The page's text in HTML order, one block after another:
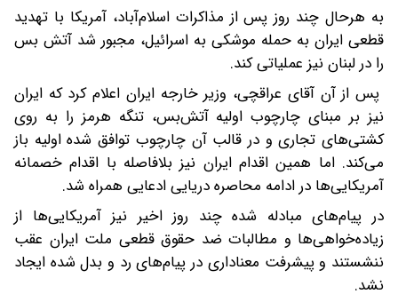
به هرحال چند روز پس از مذاکرات اسلام‌آباد، آمریکا با تهدید
قطعی ایران به حمله موشکی به اسرائیل، مجبور شد آتش بس
را در لبنان نیز عملیاتی کند.
پس از ‌آن آقای عراقچی، وزیر خارجه ایران اعلام کرد که ایران
نیز بر مبنای چارچوب اولیه آتش‌بس، تنگه هرمز را به روی
کشتی‌های تجاری و در قالب آن چارچوب توافق شده اولیه باز
می‌کند. اما همین اقدام ایران نیز بلافاصله با اقدام خصمانه
آمریکایی‌ها در ادامه محاصره دریایی ادعایی همراه شد.
در پیام‌های مبادله شده چند روز اخیر نیز آمریکایی‌ها از
زیاده‌خواهی‌ها و مطالبات ضد حقوق قطعی ملت ایران عقب
ننشستند و پیشرفت معناداری در پیام‌های رد و بدل شده ایجاد
نشد.